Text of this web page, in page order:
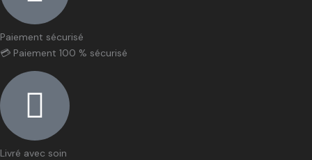
Paiement sécurisé
💳 Paiement 100 % sécurisé
Livré avec soin